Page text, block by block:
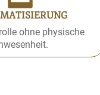
ohne physische